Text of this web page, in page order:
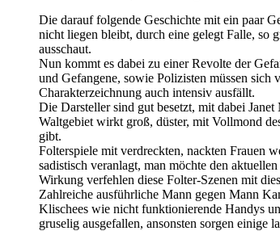
Die darauf folgende Geschichte mit ein paar
nicht liegen bleibt, durch eine gelegt Falle, so
ausschaut.
Nun kommt es dabei zu einer Revolte der
und Gefangene, sowie Polizisten müssen
Charakterzeichnung auch intensiv ausfällt.
Die Darsteller sind gut besetzt, mit dabei
Waltgebiet wirkt groß, düster, mit Vollmond
gibt.
Folterspiele mit verdreckten, nackten Frauen
sadistisch veranlagt, man möchte den
Wirkung verfehlen diese Folter-Szenen mit
Zahlreiche ausführliche Mann gegen Mann
Klischees wie nicht funktionierende Handys
gruselig ausgefallen, ansonsten sorgen einige